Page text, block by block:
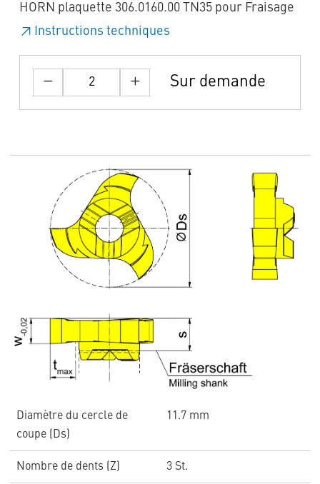
HORN plaquette 306.0160.00 TN35 pour Fraisage
Instructions techniques
Sur demande
Diamètre du cercle de
coupe (Ds)
11.7 mm
Nombre de dents (Z) 3 St.